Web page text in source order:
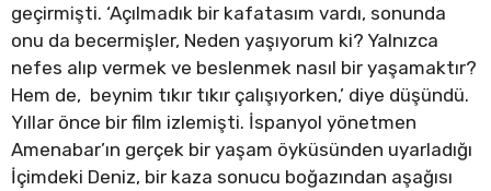
geçirmişti. ‘Açılmadık bir kafatasım vardı, sonunda
onu da becermişler, Neden yaşıyorum ki? Yalnızca
nefes alıp vermek ve beslenmek nasıl bir yaşamaktır?
Hem de, beynim tıkır tıkır çalışıyorken,’ diye düşündü.
Yıllar önce bir film izlemişti. İspanyol yönetmen
Amenabar’ın gerçek bir yaşam öyküsünden uyarladığı
İçimdeki Deniz, bir kaza sonucu boğazından aşağısı